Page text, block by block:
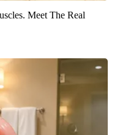
Meet The Real